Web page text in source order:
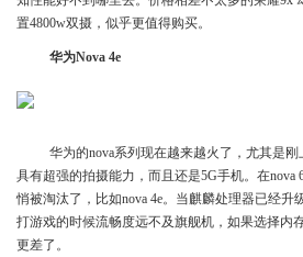
置4800w双摄，似乎更值得购买。
华为Nova 4e
华为的nova系列现在越来越火了，尤其是刚
具有超强的拍摄能力，而且还是5G手机。在nova
悄被淘汰了，比如nova 4e。当麒麟处理器已经升
打游戏的时候流畅度远不及旗舰机，如果选择内
更差了。